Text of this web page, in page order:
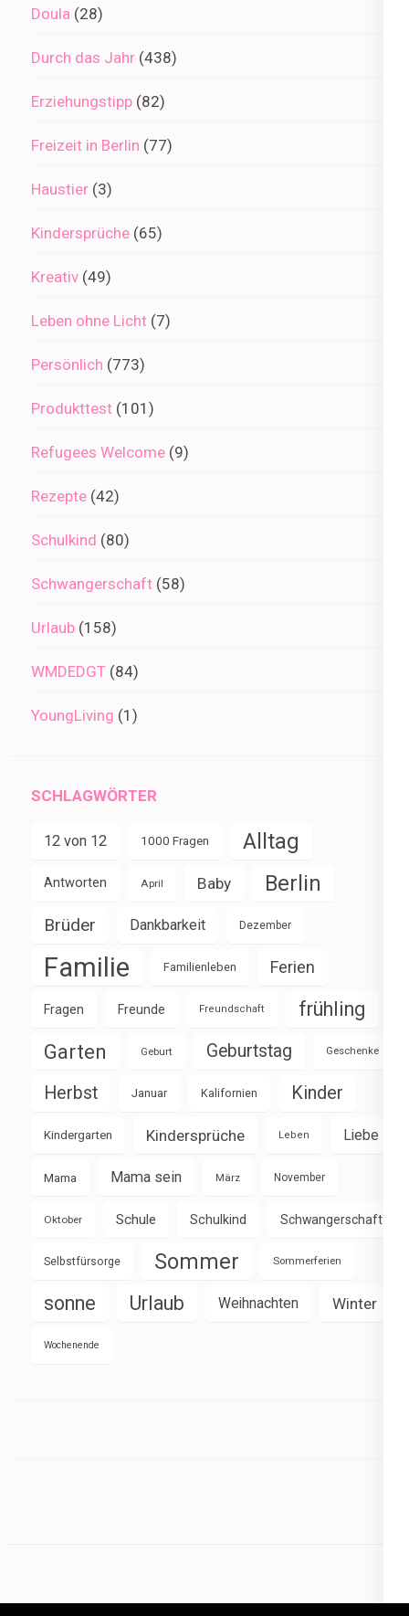
Doula (28)
Durch das Jahr (438)
Erziehungstipp (82)
Freizeit in Berlin (77)
Haustier (3)
Kindersprüche (65)
Kreativ (49)
Leben ohne Licht (7)
Persönlich (773)
Produkttest (101)
Refugees Welcome (9)
Rezepte (42)
Schulkind (80)
Schwangerschaft (58)
Urlaub (158)
WMDEDGT (84)
YoungLiving (1)
SCHLAGWÖRTER
12 von 12 1000 Fragen Alltag
Antworten April Baby Berlin
Brüder Dankbarkeit Dezember
Familie Familienleben Ferien
Fragen Freunde Freundschaft frühling
Garten Geburt Geburtstag Geschenke
Herbst Januar Kalifornien Kinder
Kindergarten Kindersprüche Leben Liebe
Mama Mama sein März November
Oktober Schule Schulkind Schwangerschaft
Selbstfürsorge Sommer Sommerferien
sonne Urlaub Weihnachten Winter
Wochenende